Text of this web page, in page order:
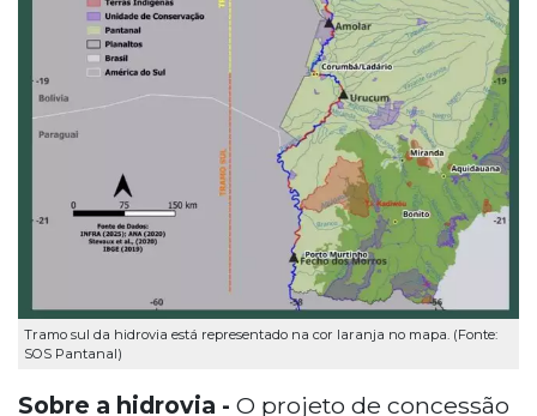
Tramo sul da hidrovia está representado na cor laranja no mapa. (Fonte:
SOS Pantanal)
Sobre a hidrovia - O projeto de concessão